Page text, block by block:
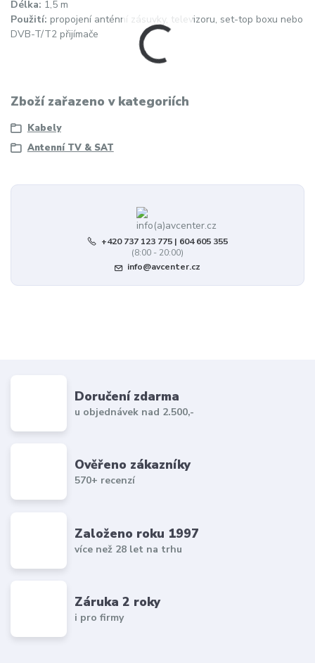
Délka: 1,5 m
Použití: propojení anténní zásuvky, televizoru, set-top boxu nebo
DVB-T/T2 přijímače
Zboží zařazeno v kategoriích
Kabely
Antenní TV & SAT
+420 737 123 775 | 604 605 355
(8:00 - 20:00)
info@avcenter.cz
Doručení zdarma
u objednávek nad 2.500,-
Ověřeno zákazníky
570+ recenzí
Založeno roku 1997
více než 28 let na trhu
Záruka 2 roky
i pro firmy